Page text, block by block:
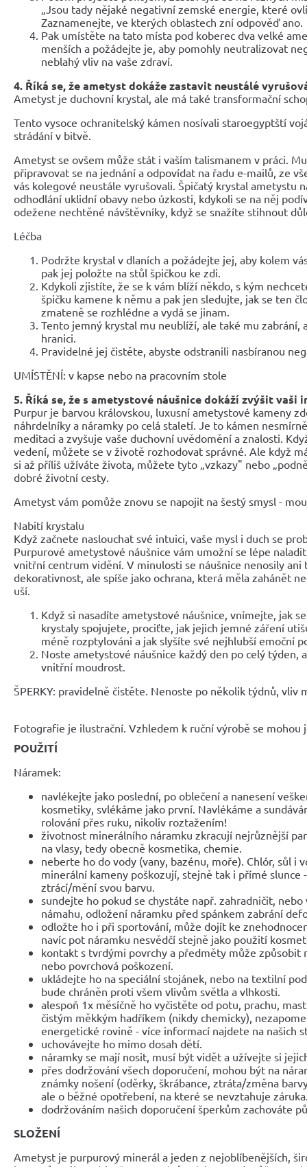
„Jsou tady nějaké negativní zemské energie, které
Zaznamenejte, ve kterých oblastech zní odpověď ano.
Pak umístěte na tato místa pod koberec dva velké
menších a požádejte je, aby pomohly neutralizovat
neblahý vliv na vaše zdraví.
4. Říká se, že ametyst dokáže zastavit neustálé
Ametyst je duchovní krystal, ale má také transformační
Tento vysoce ochranitelský kámen nosívali staroegyptští
strádání v bitvě.
Ametyst se ovšem může stát i vaším talismanem v práci.
připravovat se na jednání a odpovídat na řadu e-mailů, ze
vás kolegové neustále vyrušovali. Špičatý krystal ametystu
odhodlání uklidní obavy nebo úzkosti, kdykoli se na něj
odežene nechtěné návštěvníky, když se snažíte stihnout
Léčba
Podržte krystal v dlaních a požádejte jej, aby kolem
pak jej položte na stůl špičkou ke zdi.
Kdykoli zjistíte, že se k vám blíží někdo, s kým
špičku kamene k němu a pak jen sledujte, jak se ten
zmateně se rozhlédne a vydá se jinam.
Tento jemný krystal mu neublíží, ale také mu zabrání,
hranici.
Pravidelné jej čistěte, abyste odstranili nasbíranou
UMÍSTĚNÍ: v kapse nebo na pracovním stole
5. Říká se, že s ametystové náušnice dokáží zvýšit vaši
Purpur je barvou královskou, luxusní ametystové kameny
náhrdelníky a náramky po celá staletí. Je to kámen
meditaci a zvyšuje vaše duchovní uvědomění a znalosti.
vedení, můžete se v životě rozhodovat správné. Ale když
si až příliš užíváte života, můžete tyto „vzkazy" nebo
dobré životní cesty.
Ametyst vám pomůže znovu se napojit na šestý smysl -
Nabití krystalu
Když začnete naslouchat své intuici, vaše mysl i duch se
Purpurové ametystové náušnice vám umožní se lépe
vnitřní centrum vidění. V minulosti se náušnice nenosily ani
dekorativnost, ale spíše jako ochrana, která měla zahánět
uší.
Když si nasadíte ametystové náušnice, vnímejte, jak
krystaly spojujete, prociťte, jak jejich jemné záření
méně rozptylováni a jak slyšíte své nejhlubší emoční
Noste ametystové náušnice každý den po celý týden,
vnitřní moudrost.
ŠPERKY: pravidelně čistěte. Nenoste po několik týdnů, vliv
Fotografie je ilustrační. Vzhledem k ruční výrobě se
POUŽITÍ
Náramek:
navlékejte jako poslední, po oblečení a nanesení
kosmetiky, svlékáme jako první. Navlékáme a
rolování přes ruku, nikoliv roztažením!
životnost minerálního náramku zkracují nejrůznější
na vlasy, tedy obecně kosmetika, chemie.
neberte ho do vody (vany, bazénu, moře). Chlór, sůl i
minerální kameny poškozují, stejně tak i přímé slunce
ztrácí/mění svou barvu.
sundejte ho pokud se chystáte např. zahradničit,
námahu, odložení náramku před spánkem zabrání
odložte ho i při sportování, může dojít ke
navíc pot náramku nesvědčí stejně jako použití
kontakt s tvrdými povrchy a předměty může způsobit
nebo povrchová poškození.
ukládejte ho na speciální stojánek, nebo na textilní
bude chráněn proti všem vlivům světla a vlhkosti.
alespoň 1x měsíčně ho vyčistěte od potu, prachu,
čistým měkkým hadříkem (nikdy chemicky),
energetické rovině - více informací najdete na našich
uchovávejte ho mimo dosah dětí.
náramky se mají nosit, musí být vidět a užívejte si
přes dodržování všech doporučení, mohou být na
známky nošení (oděrky, škrábance, ztráta/změna
ale o běžné opotřebení, na které se nevztahuje
dodržováním našich doporučení šperkům zachováte
SLOŽENÍ
Ametyst je purpurový minerál a jeden z nejoblíbenějších,